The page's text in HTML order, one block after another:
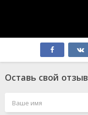
Оставь свой отзыв